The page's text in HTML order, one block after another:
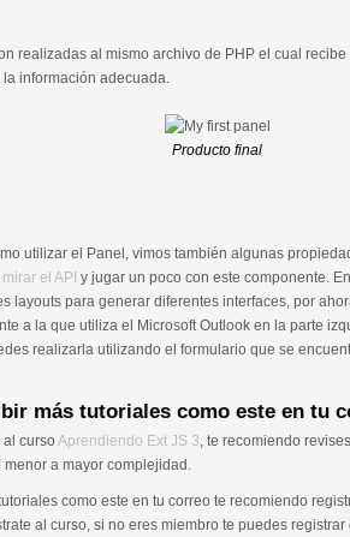
realizadas al mismo archivo de PHP el cual
información adecuada.
Producto final
utilizar el Panel, vimos también algunas
mirar el API y jugar un poco con este componente.
layouts para generar diferentes interfaces, por
a la que utiliza el Microsoft Outlook en la parte
realizarla utilizando el formulario que se
más tutoriales como este en tu
al curso Aprendiendo Ext JS 3, te recomiendo
a mayor complejidad.
como este en tu correo te recomiendo
al curso, si no eres miembro te puedes registrar